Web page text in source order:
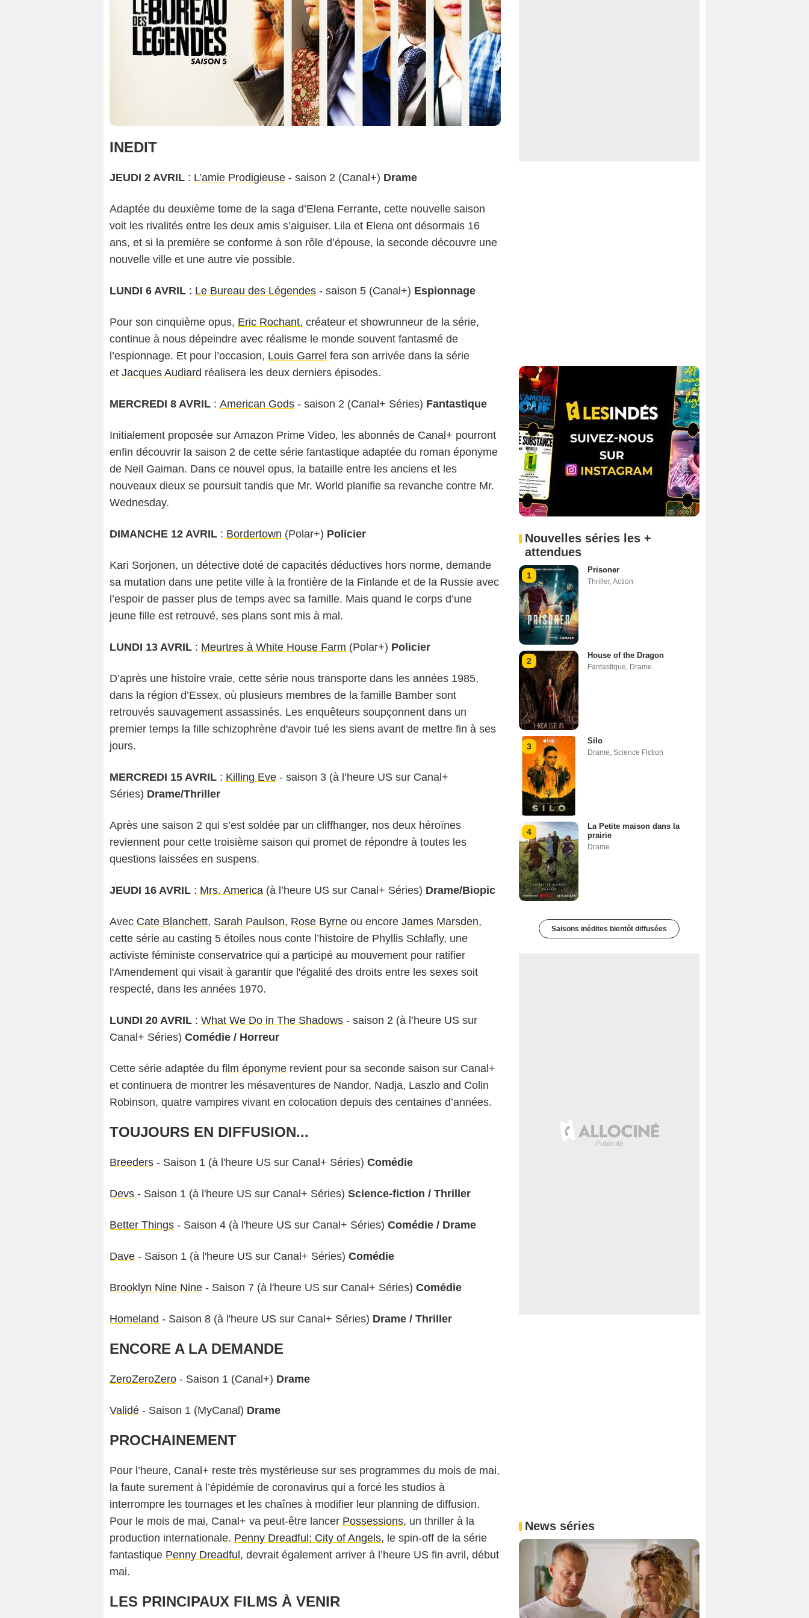
INEDIT
JEUDI 2 AVRIL : L’amie Prodigieuse - saison 2 (Canal+) Drame
Adaptée du deuxième tome de la saga d’Elena Ferrante, cette nouvelle saison
voit les rivalités entre les deux amis s’aiguiser. Lila et Elena ont désormais 16
ans, et si la première se conforme à son rôle d’épouse, la seconde découvre une
nouvelle ville et une autre vie possible.
LUNDI 6 AVRIL : Le Bureau des Légendes - saison 5 (Canal+) Espionnage
Pour son cinquième opus, Eric Rochant, créateur et showrunneur de la série,
continue à nous dépeindre avec réalisme le monde souvent fantasmé de
l’espionnage. Et pour l’occasion, Louis Garrel fera son arrivée dans la série
et Jacques Audiard réalisera les deux derniers épisodes.
MERCREDI 8 AVRIL : American Gods - saison 2 (Canal+ Séries) Fantastique
Initialement proposée sur Amazon Prime Video, les abonnés de Canal+ pourront
enfin découvrir la saison 2 de cette série fantastique adaptée du roman éponyme
de Neil Gaiman. Dans ce nouvel opus, la bataille entre les anciens et les
nouveaux dieux se poursuit tandis que Mr. World planifie sa revanche contre Mr.
Wednesday.
DIMANCHE 12 AVRIL : Bordertown (Polar+) Policier
Kari Sorjonen, un détective doté de capacités déductives hors norme, demande
sa mutation dans une petite ville à la frontière de la Finlande et de la Russie avec
l’espoir de passer plus de temps avec sa famille. Mais quand le corps d’une
jeune fille est retrouvé, ses plans sont mis à mal.
LUNDI 13 AVRIL : Meurtres à White House Farm (Polar+) Policier
D’après une histoire vraie, cette série nous transporte dans les années 1985,
dans la région d’Essex, où plusieurs membres de la famille Bamber sont
retrouvés sauvagement assassinés. Les enquêteurs soupçonnent dans un
premier temps la fille schizophrène d'avoir tué les siens avant de mettre fin à ses
jours.
MERCREDI 15 AVRIL : Killing Eve - saison 3 (à l’heure US sur Canal+
Séries) Drame/Thriller
Après une saison 2 qui s’est soldée par un cliffhanger, nos deux héroïnes
reviennent pour cette troisième saison qui promet de répondre à toutes les
questions laissées en suspens.
JEUDI 16 AVRIL : Mrs. America (à l’heure US sur Canal+ Séries) Drame/Biopic
Avec Cate Blanchett, Sarah Paulson, Rose Byrne ou encore James Marsden,
cette série au casting 5 étoiles nous conte l’histoire de Phyllis Schlafly, une
activiste féministe conservatrice qui a participé au mouvement pour ratifier
l'Amendement qui visait à garantir que l'égalité des droits entre les sexes soit
respecté, dans les années 1970.
LUNDI 20 AVRIL : What We Do in The Shadows - saison 2 (à l’heure US sur
Canal+ Séries) Comédie / Horreur
Cette série adaptée du film éponyme revient pour sa seconde saison sur Canal+
et continuera de montrer les mésaventures de Nandor, Nadja, Laszlo and Colin
Robinson, quatre vampires vivant en colocation depuis des centaines d’années.
TOUJOURS EN DIFFUSION...
Breeders - Saison 1 (à l'heure US sur Canal+ Séries) Comédie
Devs - Saison 1 (à l'heure US sur Canal+ Séries) Science-fiction / Thriller
Better Things - Saison 4 (à l'heure US sur Canal+ Séries) Comédie / Drame
Dave - Saison 1 (à l'heure US sur Canal+ Séries) Comédie
Brooklyn Nine Nine - Saison 7 (à l'heure US sur Canal+ Séries) Comédie
Homeland - Saison 8 (à l'heure US sur Canal+ Séries) Drame / Thriller
ENCORE A LA DEMANDE
ZeroZeroZero - Saison 1 (Canal+) Drame
Validé - Saison 1 (MyCanal) Drame
PROCHAINEMENT
Pour l’heure, Canal+ reste très mystérieuse sur ses programmes du mois de mai,
la faute surement à l’épidémie de coronavirus qui a forcé les studios à
interrompre les tournages et les chaînes à modifier leur planning de diffusion.
Pour le mois de mai, Canal+ va peut-être lancer Possessions, un thriller à la
production internationale. Penny Dreadful: City of Angels, le spin-off de la série
fantastique Penny Dreadful , devrait également arriver à l’heure US fin avril, début
mai.
LES PRINCIPAUX FILMS À VENIR
Nouvelles séries les +
attendues
1
Prisoner
Thriller, Action
2
House of the Dragon
Fantastique Drame
3
Silo
Drame Science Fiction
4
La Petite maison dans la
prairie
Drame
Saisons inédites bientôt diffusées
News séries